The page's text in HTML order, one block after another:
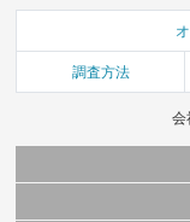
調査方法
会
当サイトで公開されている